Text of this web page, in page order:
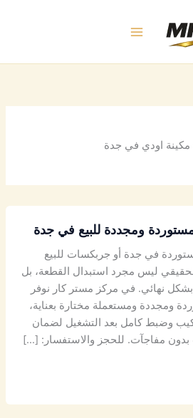
مكينة اودي في جدة
ومجددة للبيع في جدة
في جدة أو جربكسات للبيع
ليس مجرد استبدال القطعة، بل
نهائي. في مركز مستر كار نوفر
ومجددة ومستعملة مختارة بعناية،
وضبط كامل بعد التشغيل لضمان
مفاجآت. للحجز والاستفسار: […]